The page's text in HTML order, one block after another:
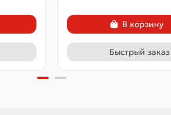
В корзину
Быстрый заказ